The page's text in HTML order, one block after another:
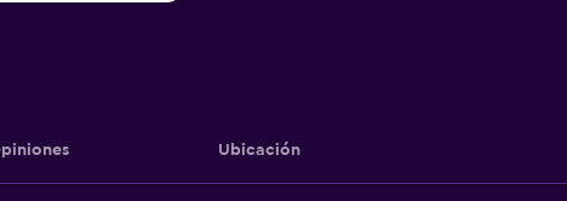
Ubicación